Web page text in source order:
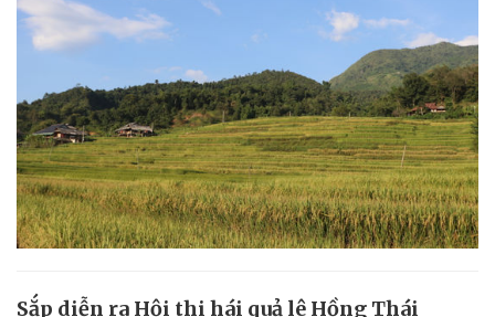
Sắp diễn ra Hội thi hái quả lê Hồng Thái